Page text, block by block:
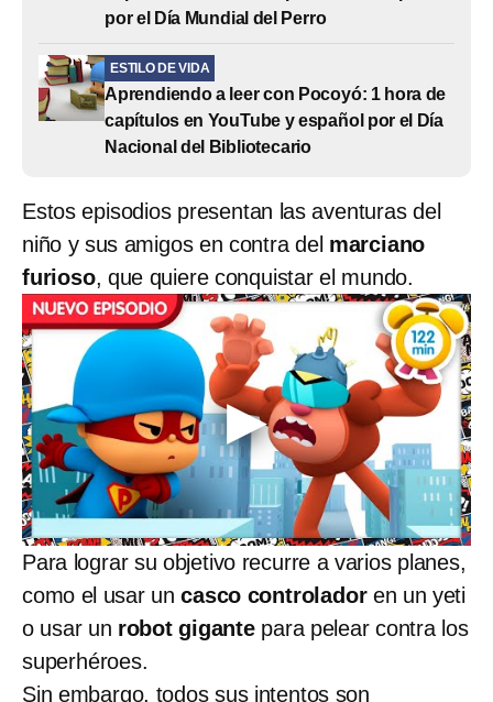
por el Día Mundial del Perro
ESTILO DE VIDA
Aprendiendo a leer con Pocoyó: 1 hora de
capítulos en YouTube y español por el Día
Nacional del Bibliotecario
Estos episodios presentan las aventuras del
niño y sus amigos en contra del marciano
furioso, que quiere conquistar el mundo.
Para lograr su objetivo recurre a varios planes,
como el usar uncasco controladoren un yeti
o usar un robot gigantepara pelear contra los
superhéroes.
Sin embargo, todos sus intentos son